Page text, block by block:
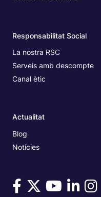
Responsabilitat Social
La nostra RSC
Serveis amb descompte
Canal ètic
Actualitat
Blog
Notícies